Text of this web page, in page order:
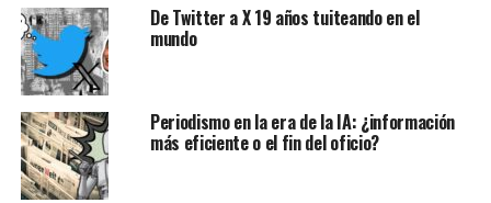
De Twitter a X 19 años tuiteando en el
mundo
Periodismo en la era de la IA: ¿información
más eficiente o el fin del oficio?